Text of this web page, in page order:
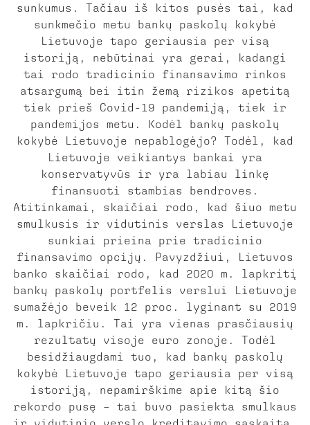
sunkumus. Tačiau iš kitos pusės tai, kad
sunkmečio metu bankų paskolų kokybė
Lietuvoje tapo geriausia per visą
istoriją, nebūtinai yra gerai, kadangi
tai rodo tradicinio finansavimo rinkos
atsargumą bei itin žemą rizikos apetitą
tiek prieš Covid-19 pandemiją, tiek ir
pandemijos metu. Kodėl bankų paskolų
kokybė Lietuvoje nepablogėjo? Todėl, kad
Lietuvoje veikiantys bankai yra
konservatyvūs ir yra labiau linkę
finansuoti stambias bendroves.
Atitinkamai, skaičiai rodo, kad šiuo metu
smulkusis ir vidutinis verslas Lietuvoje
sunkiai prieina prie tradicinio
finansavimo opcijų. Pavyzdžiui, Lietuvos
banko skaičiai rodo, kad 2020 m. lapkritį
bankų paskolų portfelis verslui Lietuvoje
sumažėjo beveik 12 proc. lyginant su 2019
m. lapkričiu. Tai yra vienas prasčiausių
rezultatų visoje euro zonoje. Todėl
besidžiaugdami tuo, kad bankų paskolų
kokybė Lietuvoje tapo geriausia per visą
istoriją, nepamirškime apie kitą šio
rekordo pusę – tai buvo pasiekta smulkaus